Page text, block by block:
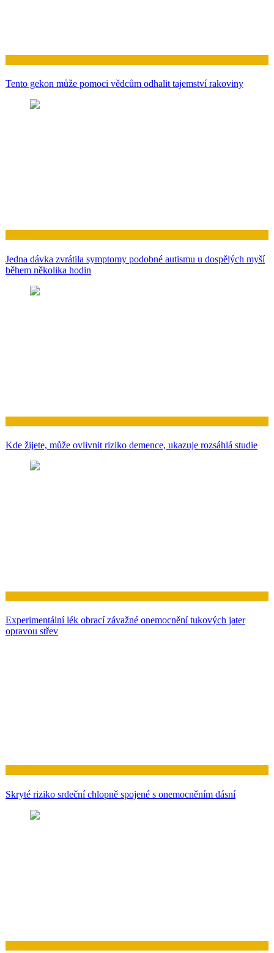
Tento gekon může pomoci vědcům odhalit tajemství rakoviny
Jedna dávka zvrátila symptomy podobné autismu u dospělých myší
během několika hodin
Kde žijete, může ovlivnit riziko demence, ukazuje rozsáhlá studie
Experimentální lék obrací závažné onemocnění tukových jater
opravou střev
Skryté riziko srdeční chlopně spojené s onemocněním dásní